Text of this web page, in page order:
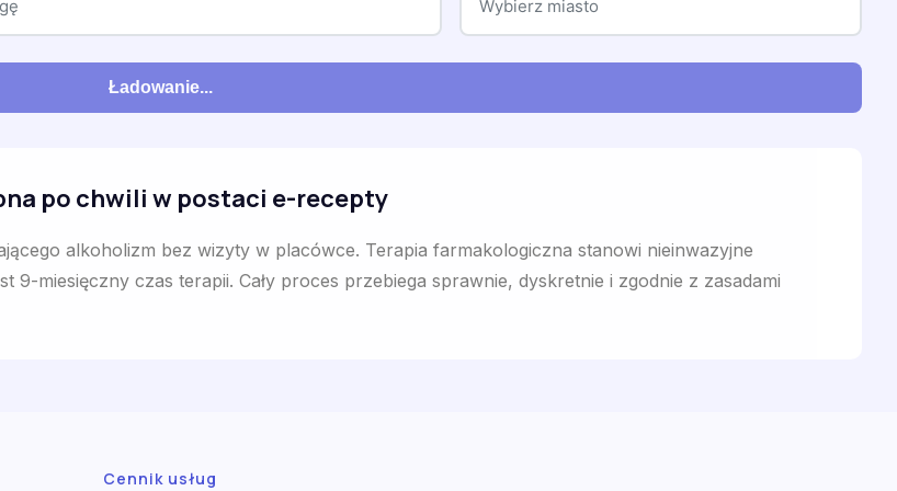
Wybierz miasto
Ładowanie...
po chwili w postaci e-recepty
alkoholizm bez wizyty w placówce. Terapia farmakologiczna stanowi nieinwazyjne
miesięczny czas terapii. Cały proces przebiega sprawnie, dyskretnie i zgodnie z zasadami
Cennik usług